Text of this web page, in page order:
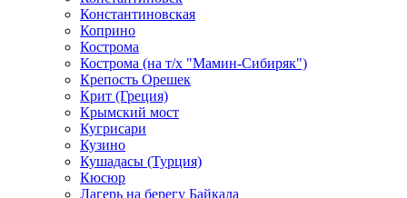
Константиновская
Коприно
Кострома
Кострома (на т/х "Мамин-Сибиряк")
Крепость Орешек
Крит (Греция)
Крымский мост
Кугрисари
Кузино
Кушадасы (Турция)
Кюсюр
Лагерь на берегу Байкала